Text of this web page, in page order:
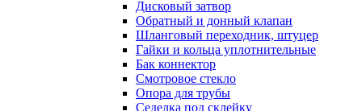
Дисковый затвор
Обратный и донный клапан
Шланговый переходник, штуцер
Гайки и кольца уплотнительные
Бак коннектор
Смотровое стекло
Опора для трубы
Седелка под склейку